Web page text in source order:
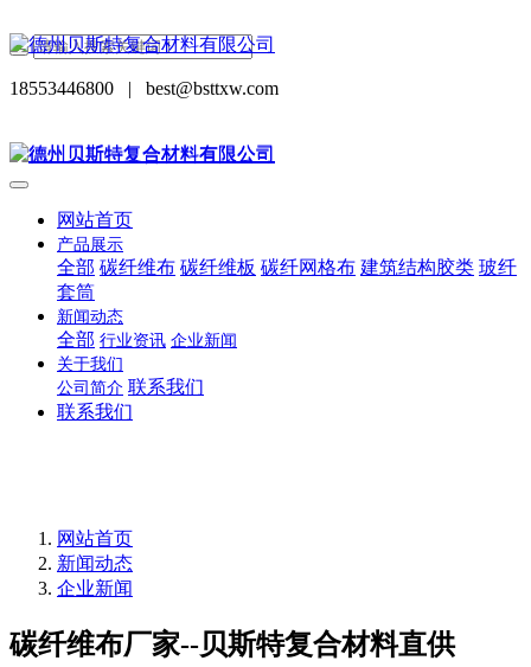
18553446800 | best@bsttxw.com
网站首页
产品展示
全部 碳纤维布 碳纤维板 碳纤网格布 建筑结构胶类 玻纤
套筒
新闻动态
全部 行业资讯 企业新闻
关于我们
公司简介 联系我们
联系我们
网站首页
新闻动态
企业新闻
碳纤维布厂家--贝斯特复合材料直供